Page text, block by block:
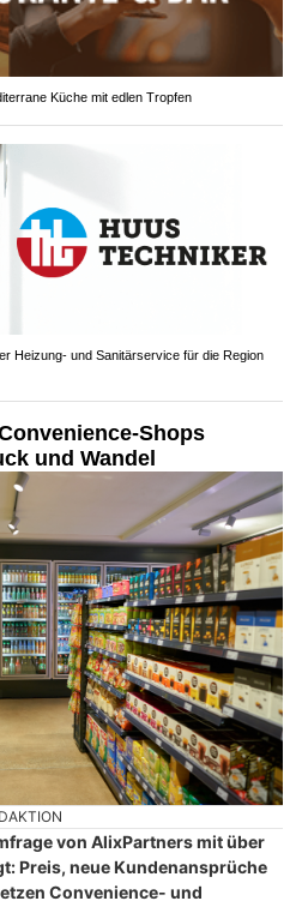
Küche mit edlen Tropfen
Heizung- und Sanitärservice für die Region
Shops
und Wandel
von AlixPartners mit über
Preis, neue Kundenansprüche
Convenience- und